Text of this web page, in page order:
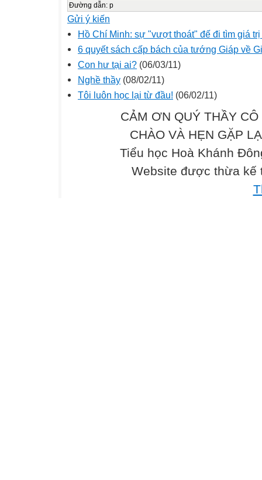
Đường dẫn: p
Gửi ý kiến
Hồ Chí Minh: sự "vượt thoát" đế đi tìm giá
6 quyết sách cấp bách của tướng Giáp về
Con hư tại ai? (06/03/11)
Nghề thầy (08/02/11)
Tôi luôn học lại từ đầu! (06/02/11)
CẢM ƠN QUÝ THẦY
CHÀO VÀ HẸN GẶP
Tiểu học Hoà Khánh
Website được thừa